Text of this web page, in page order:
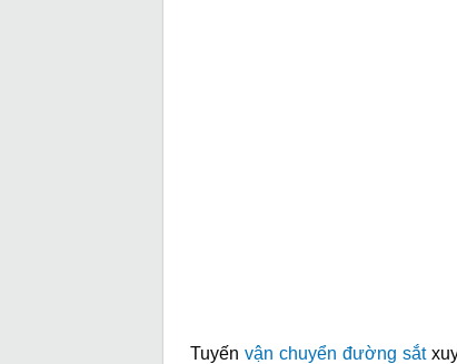
Tuyếnvận chuyển đường sắt